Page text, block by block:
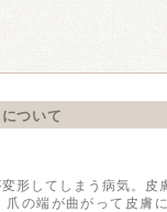
ついて
形してしまう病気。皮
爪の端が曲がって皮膚